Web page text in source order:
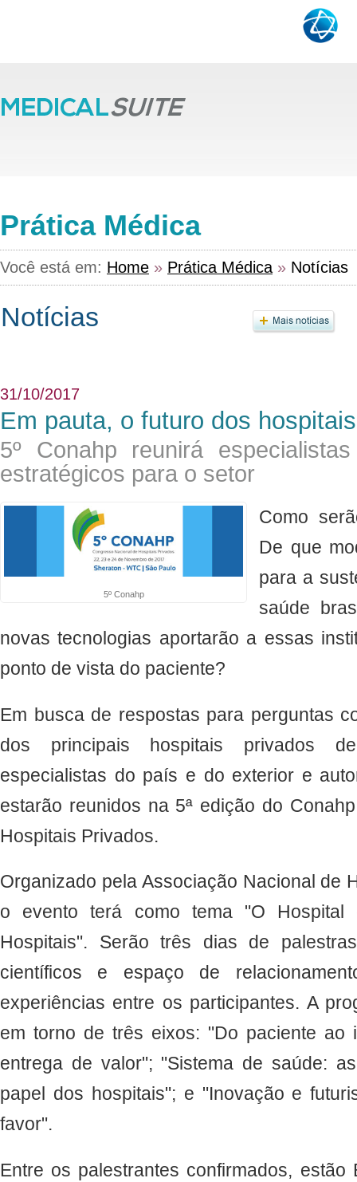
Prática Médica
Você está em: Home » Prática Médica » Notícias
31/10/2017
Em pauta, o futuro dos hospitais
5º Conahp reunirá
estratégicos para o setor
5º Conahp
Como
De que
para a
saúde
novas tecnologias aportarão a essas
ponto de vista do paciente?
Em busca de respostas para perguntas
dos principais hospitais privados
especialistas do país e do exterior e
estarão reunidos na 5ª edição do
Hospitais Privados.
Organizado pela Associação Nacional de
o evento terá como tema "O
Hospitais". Serão três dias de
científicos e espaço de
experiências entre os participantes. A
em torno de três eixos: "Do paciente ao
entrega de valor"; "Sistema de saúde:
papel dos hospitais"; e "Inovação e
favor".
Entre os palestrantes confirmados,